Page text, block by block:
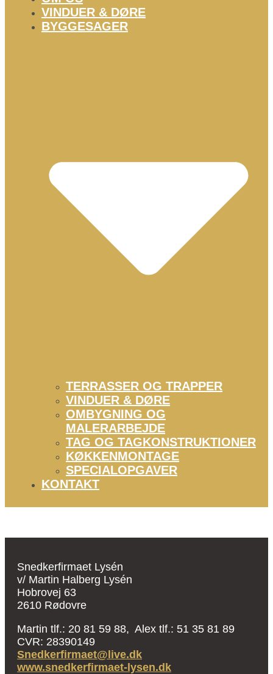
VINDUER & DØRE
BYGGESAGER
TERRASSER OG TRAPPER
VINDUER & DØRE
OMBYGNING OG
MALERARBEJDE
TAG OG TAGKONSTRUKTIONER
KØKKENMONTAGE
SPECIALOPGAVER
KONTAKT
Snedkerfirmaet Lysén
v/ Martin Halberg Lysén
Hobrovej 63
2610 Rødovre
Martin tlf.: 20 81 59 88, Alex tlf.: 51 35 81 89
CVR: 28390149
Snedkerfirmaet@live.dk
www.snedkerfirmaet-lysen.dk